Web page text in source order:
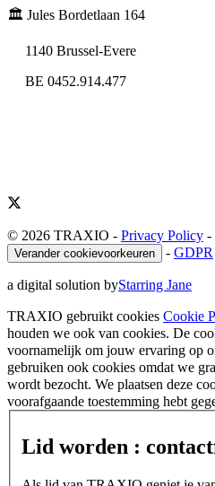
🏛️ Jules Bordetlaan 164
1140 Brussel-Evere
BE 0452.914.477
© 2026 TRAXIO - Privacy Policy -
Verander cookievoorkeuren - GDPR
a digital solution byStarring Jane
TRAXIO gebruikt cookies Cookie
houden we ook van cookies. De
voornamelijk om jouw ervaring op
gebruiken ook cookies omdat we
wordt bezocht. We plaatsen deze
voorafgaande toestemming hebt
Lid worden :